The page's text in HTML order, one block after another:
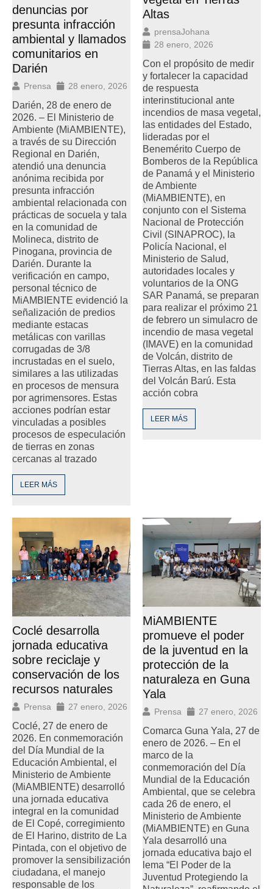
denuncias por
presunta infracción
ambiental y llamados
comunitarios en
Darién
Prensa 28 enero, 2026
Darién, 28 de enero de
2026. – El Ministerio de
Ambiente (MiAMBIENTE),
a través de su Dirección
Regional en Darién,
atendió una denuncia
anónima recibida por
presunta infracción
ambiental relacionada con
prácticas de socuela y tala
en la comunidad de
Molineca, distrito de
Pinogana, provincia de
Darién. Durante la
verificación en campo,
personal técnico de
MiAMBIENTE evidenció la
señalización de predios
mediante estacas
metálicas con varillas
corrugadas de 3/8
incrustadas en el suelo,
similares a las utilizadas
en procesos de mensura
por agrimensores. Estas
acciones podrían estar
vinculadas a posibles
procesos de especulación
de tierras en zonas
cercanas al trazado
LEER MÁS
Altas
prensaJohana
28 enero, 2026
Con el propósito de medir
y fortalecer la capacidad
de respuesta
interinstitucional ante
incendios de masa vegetal,
las entidades del Estado,
lideradas por el
Benemérito Cuerpo de
Bomberos de la República
de Panamá y el Ministerio
de Ambiente
(MiAMBIENTE), en
conjunto con el Sistema
Nacional de Protección
Civil (SINAPROC), la
Policía Nacional, el
Ministerio de Salud,
autoridades locales y
voluntarios de la ONG
SAR Panamá, se preparan
para realizar el próximo 21
de febrero un simulacro de
incendio de masa vegetal
(IMAVE) en la comunidad
de Volcán, distrito de
Tierras Altas, en las faldas
del Volcán Barú. Esta
acción cobra
LEER MÁS
Coclé desarrolla
jornada educativa
sobre reciclaje y
conservación de los
recursos naturales
Prensa 27 enero, 2026
Coclé, 27 de enero de
2026. En conmemoración
del Día Mundial de la
Educación Ambiental, el
Ministerio de Ambiente
(MiAMBIENTE) desarrolló
una jornada educativa
integral en la comunidad
de El Copé, corregimiento
de El Harino, distrito de La
Pintada, con el objetivo de
promover la sensibilización
ciudadana, el manejo
responsable de los
MiAMBIENTE
promueve el poder
de la juventud en la
protección de la
naturaleza en Guna
Yala
Prensa 27 enero, 2026
Comarca Guna Yala, 27 de
enero de 2026. – En el
marco de la
conmemoración del Día
Mundial de la Educación
Ambiental, que se celebra
cada 26 de enero, el
Ministerio de Ambiente
(MiAMBIENTE) en Guna
Yala desarrolló una
jornada educativa bajo el
lema “El Poder de la
Juventud Protegiendo la